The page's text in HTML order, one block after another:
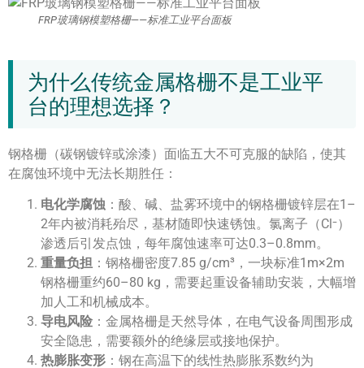
FRP玻璃钢模塑格栅——标准工业平台面板
为什么传统金属格栅不是工业平
台的理想选择？
钢格栅（碳钢镀锌或涂漆）面临五大不可克服的缺陷，使其
在腐蚀环境中无法长期胜任：
电化学腐蚀 ：酸、碱、盐雾环境中的钢格栅镀锌层在1–
2年内被消耗殆尽，基材随即快速锈蚀。氯离子（Cl⁻）
渗透后引发点蚀，每年腐蚀速率可达0.3–0.8mm。
重量负担 ：钢格栅密度7.85 g/cm³，一块标准1m×2m
钢格栅重约60–80 kg，需要起重设备辅助安装，大幅增
加人工和机械成本。
导电风险 ：金属格栅是天然导体，在电气设备周围形成
安全隐患，需要额外的绝缘层或接地保护。
热膨胀变形 ：钢在高温下的线性热膨胀系数约为